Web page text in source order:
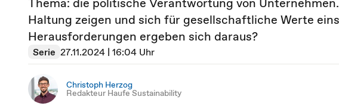
Haltung zeigen und sich für gesellschaftliche Werte
Herausforderungen ergeben sich daraus?
Serie 27.11.2024 | 16:04 Uhr
Christoph Herzog
Redakteur Haufe Sustainability